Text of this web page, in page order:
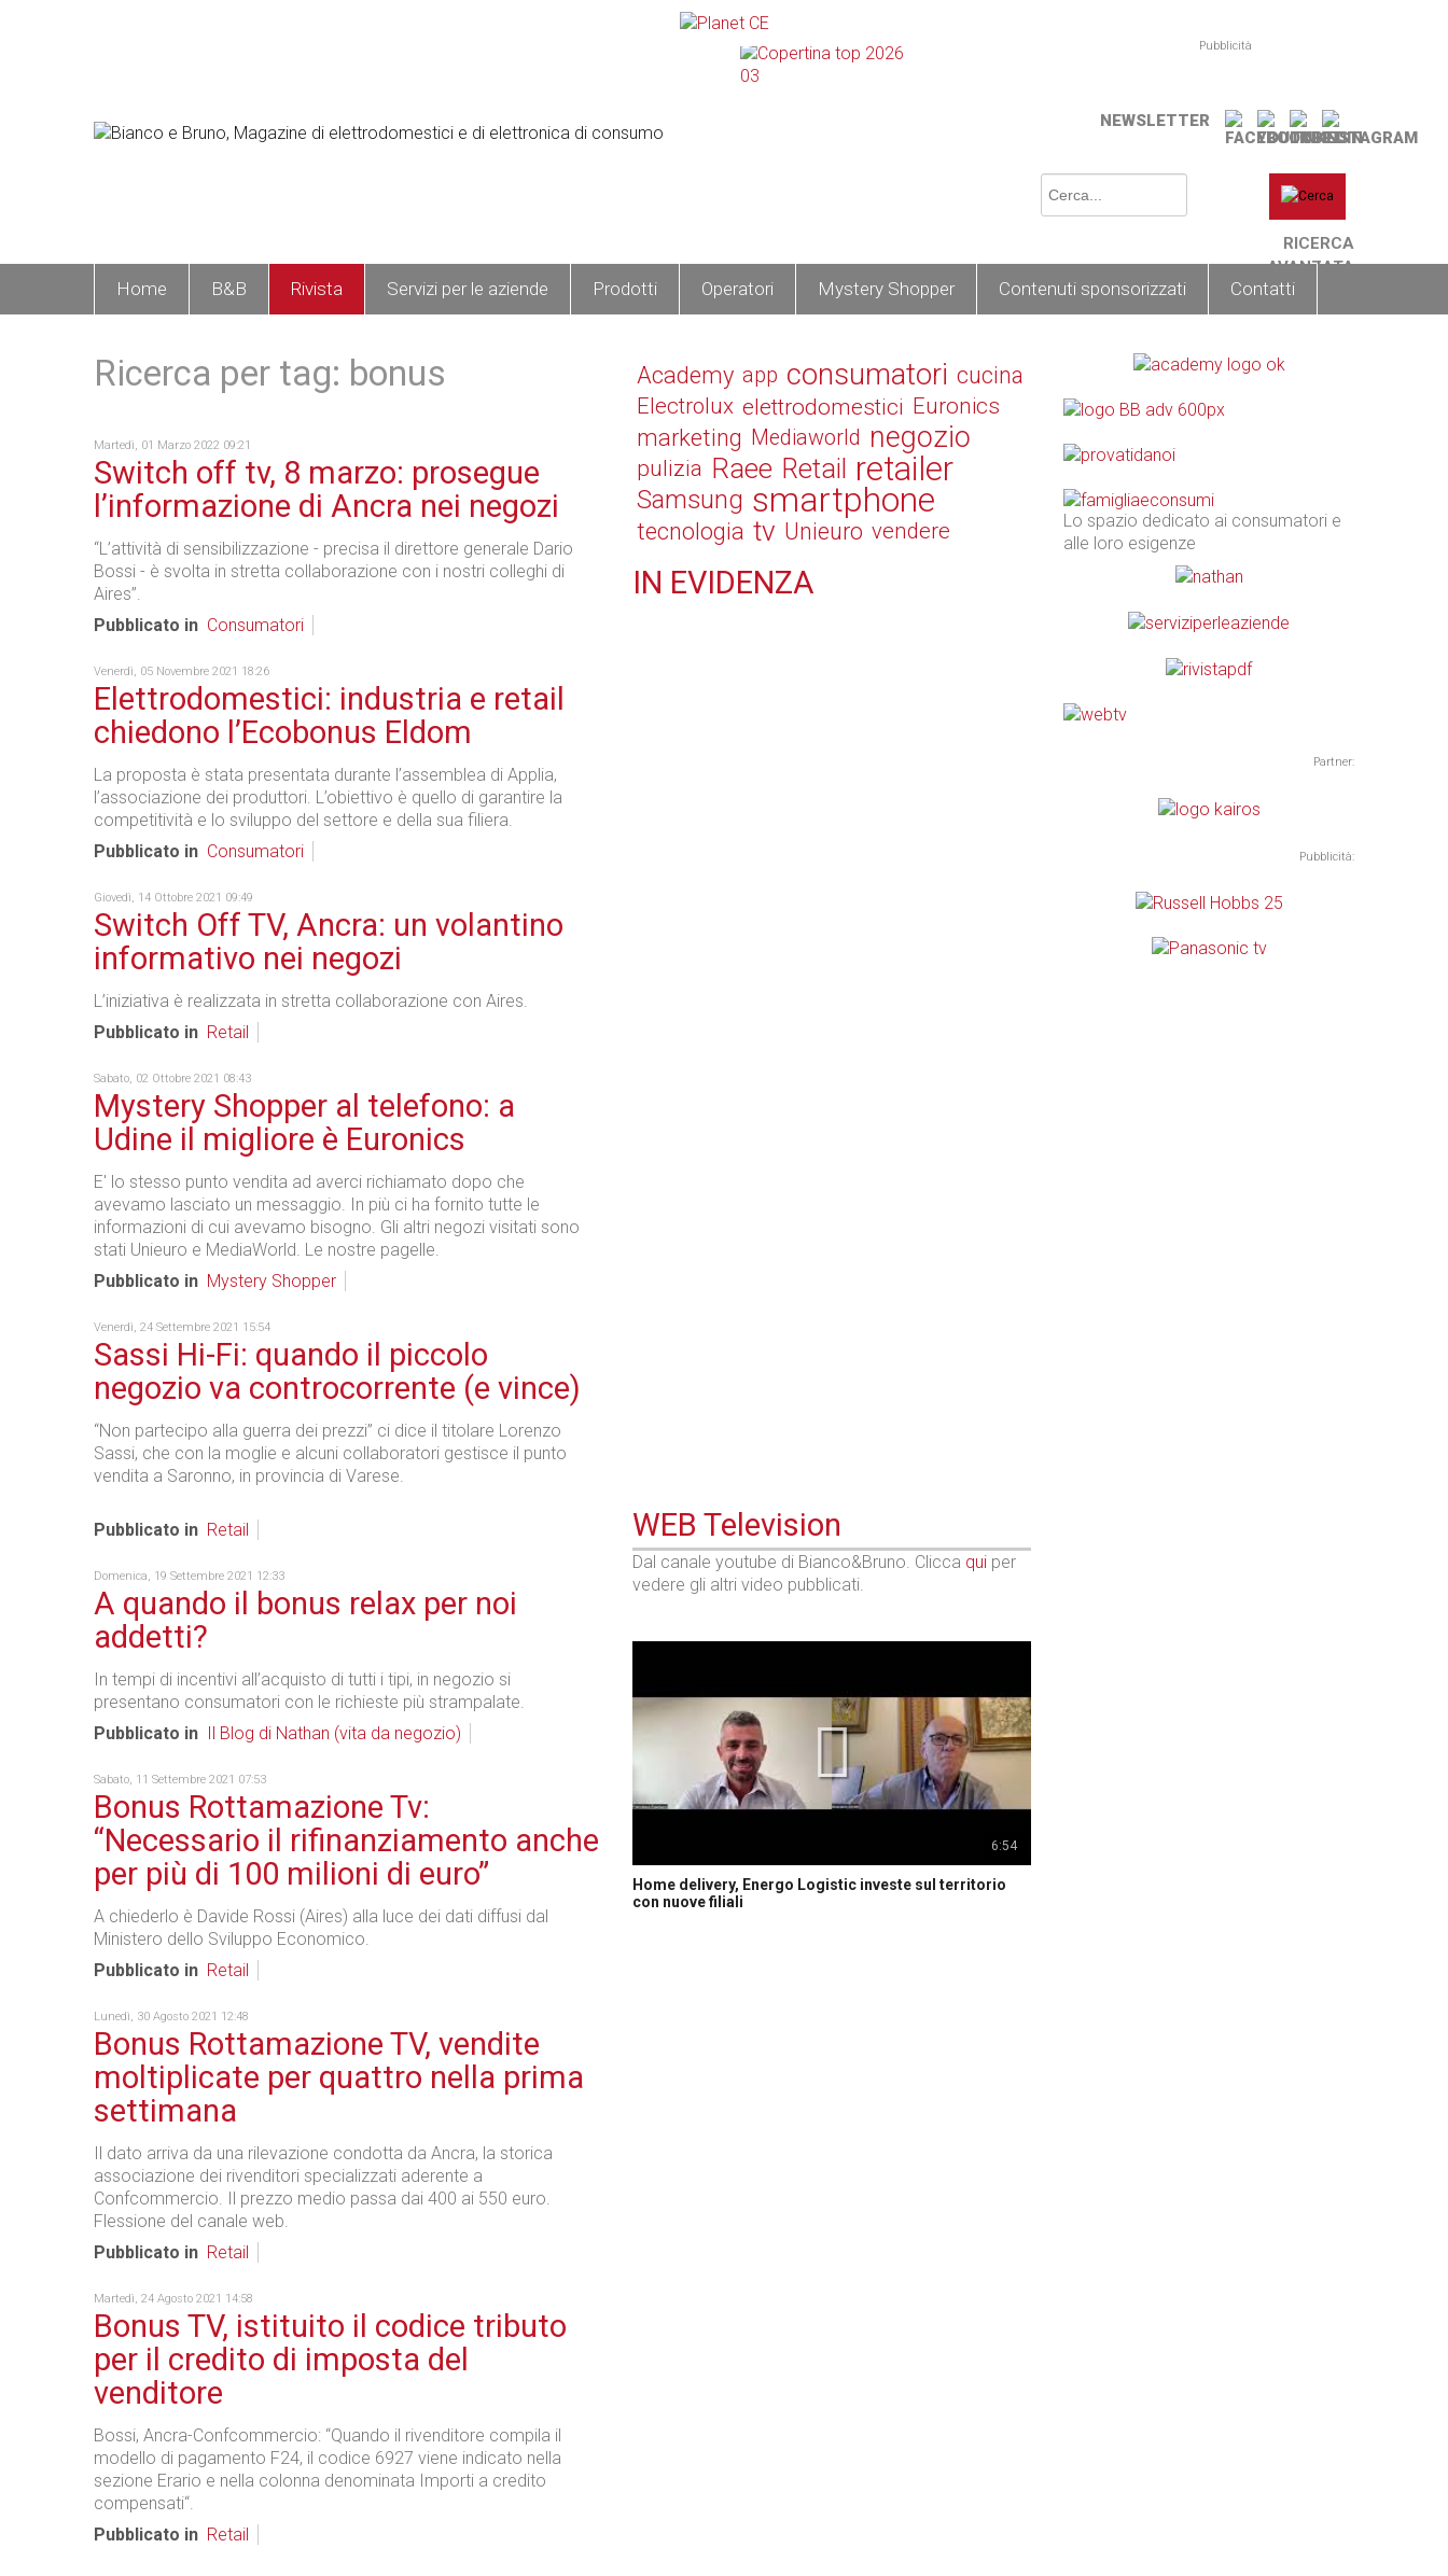
Pubblicità
NEWSLETTER
RICERCA
AVANZATA
Home B&B Rivista Servizi per le aziende Prodotti Operatori Mystery Shopper Contenuti sponsorizzati Contatti
Ricerca per tag: bonus
Martedì, 01 Marzo 2022 09:21
Switch off tv, 8 marzo: prosegue
l’informazione di Ancra nei negozi
“L’attività di sensibilizzazione - precisa il direttore generale Dario
Bossi - è svolta in stretta collaborazione con i nostri colleghi di
Aires”.
Pubblicato in Consumatori
Venerdì, 05 Novembre 2021 18:26
Elettrodomestici: industria e retail
chiedono l’Ecobonus Eldom
La proposta è stata presentata durante l’assemblea di Applia,
l’associazione dei produttori. L’obiettivo è quello di garantire la
competitività e lo sviluppo del settore e della sua filiera.
Pubblicato in Consumatori
Giovedì, 14 Ottobre 2021 09:49
Switch Off TV, Ancra: un volantino
informativo nei negozi
L’iniziativa è realizzata in stretta collaborazione con Aires.
Pubblicato in Retail
Sabato, 02 Ottobre 2021 08:43
Mystery Shopper al telefono: a
Udine il migliore è Euronics
E' lo stesso punto vendita ad averci richiamato dopo che
avevamo lasciato un messaggio. In più ci ha fornito tutte le
informazioni di cui avevamo bisogno. Gli altri negozi visitati sono
stati Unieuro e MediaWorld. Le nostre pagelle.
Pubblicato in Mystery Shopper
Venerdì, 24 Settembre 2021 15:54
Sassi Hi-Fi: quando il piccolo
negozio va controcorrente (e vince)
“Non partecipo alla guerra dei prezzi” ci dice il titolare Lorenzo
Sassi, che con la moglie e alcuni collaboratori gestisce il punto
vendita a Saronno, in provincia di Varese.
Pubblicato in Retail
Domenica, 19 Settembre 2021 12:33
A quando il bonus relax per noi
addetti?
In tempi di incentivi all’acquisto di tutti i tipi, in negozio si
presentano consumatori con le richieste più strampalate.
Pubblicato in
Il Blog di Nathan (vita da negozio)
Sabato, 11 Settembre 2021 07:53
Bonus Rottamazione Tv:
“Necessario il rifinanziamento anche
per più di 100 milioni di euro”
A chiederlo è Davide Rossi (Aires) alla luce dei dati diffusi dal
Ministero dello Sviluppo Economico.
Pubblicato in Retail
Lunedì, 30 Agosto 2021 12:48
Bonus Rottamazione TV, vendite
moltiplicate per quattro nella prima
settimana
Il dato arriva da una rilevazione condotta da Ancra, la storica
associazione dei rivenditori specializzati aderente a
Confcommercio. Il prezzo medio passa dai 400 ai 550 euro.
Flessione del canale web.
Pubblicato in Retail
Martedì, 24 Agosto 2021 14:58
Bonus TV, istituito il codice tributo
per il credito di imposta del
venditore
Bossi, Ancra-Confcommercio: “Quando il rivenditore compila il
modello di pagamento F24, il codice 6927 viene indicato nella
sezione Erario e nella colonna denominata Importi a credito
compensati“.
Pubblicato in Retail
Academy app consumatori cucina
Electrolux elettrodomestici Euronics
marketing Mediaworld negozio
pulizia Raee Retail retailer
Samsung smartphone
tecnologia tv Unieuro vendere
IN EVIDENZA
WEB Television
Dal canale youtube di Bianco&Bruno. Clicca qui per
vedere gli altri video pubblicati.
6:54
Home delivery, Energo Logistic investe sul territorio
con nuove filiali
Lo spazio dedicato ai consumatori e
alle loro esigenze
Partner:
Pubblicità: